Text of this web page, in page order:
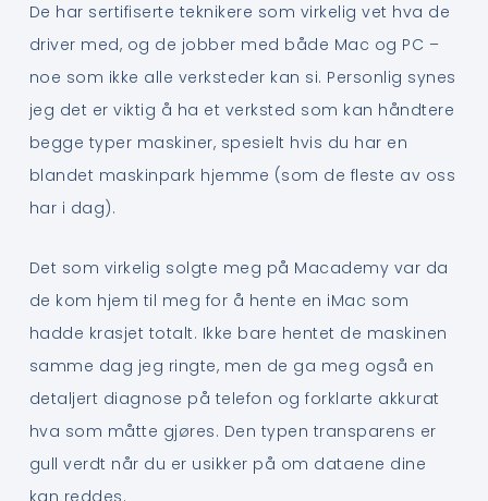
De har sertifiserte teknikere som virkelig vet hva de
driver med, og de jobber med både Mac og PC –
noe som ikke alle verksteder kan si. Personlig synes
jeg det er viktig å ha et verksted som kan håndtere
begge typer maskiner, spesielt hvis du har en
blandet maskinpark hjemme (som de fleste av oss
har i dag).
Det som virkelig solgte meg på Macademy var da
de kom hjem til meg for å hente en iMac som
hadde krasjet totalt. Ikke bare hentet de maskinen
samme dag jeg ringte, men de ga meg også en
detaljert diagnose på telefon og forklarte akkurat
hva som måtte gjøres. Den typen transparens er
gull verdt når du er usikker på om dataene dine
kan reddes.